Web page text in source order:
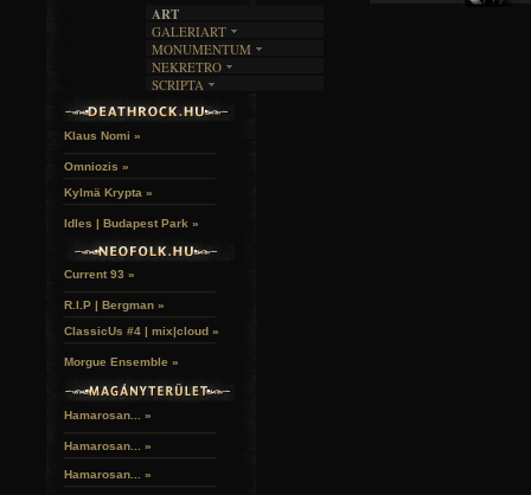
ART
GALERIART
ARTGALERI
KÉPREGÉNYEK
LAKÁSKULTS
MONUMENTUM
TEMETŐK
TEMPLOMOK
VÁRAK
NEKRETRO
SZUBKULT
FEKETE LYUK
SCRIPTA
NOVELLÁK
Klaus Nomi »
Omniozis »
Kylmä Krypta »
Idles | Budapest Park »
Current 93 »
R.I.P | Bergman »
ClassicUs #4 | mix|cloud »
Morgue Ensemble »
Hamarosan... »
Hamarosan... »
Hamarosan... »